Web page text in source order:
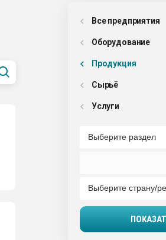
Все предприятия
Оборудованиe
Продукция
Сырьё
Услуги